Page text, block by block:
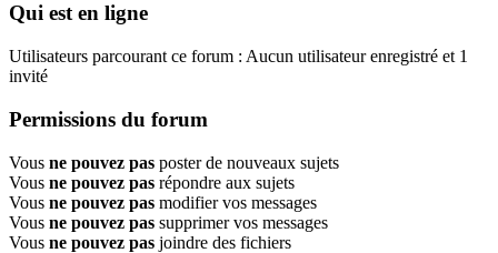
Qui est en ligne
Utilisateurs parcourant ce forum : Aucun utilisateur enregistré et 1
invité
Permissions du forum
Vous ne pouvez pas poster de nouveaux sujets
Vous ne pouvez pas répondre aux sujets
Vous ne pouvez pas modifier vos messages
Vous ne pouvez pas supprimer vos messages
Vous ne pouvez pas joindre des fichiers